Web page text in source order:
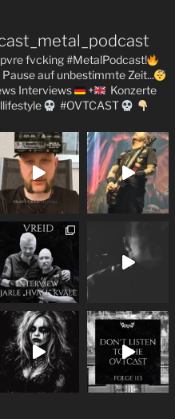
pvre fvcking #MetalPodcast!
Pause auf unbestimmte Zeit...
Interviews +
Konzerte
#OVTCAST